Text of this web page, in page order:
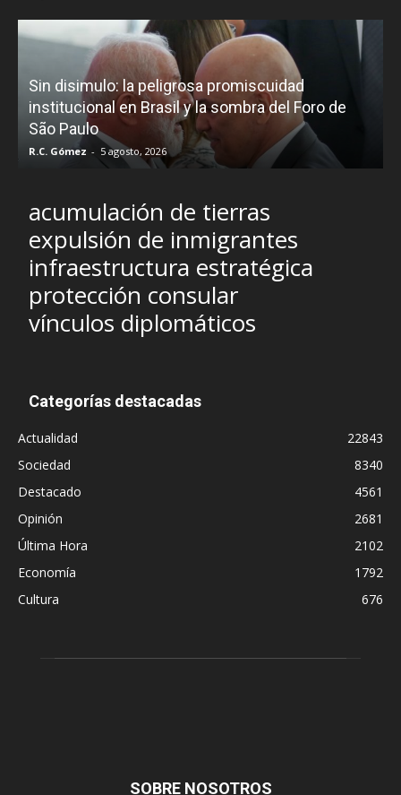
Sin disimulo: la peligrosa promiscuidad
institucional en Brasil y la sombra del Foro de
São Paulo
R.C. Gómez - 5 agosto, 2026
acumulación de tierras
expulsión de inmigrantes
infraestructura estratégica
protección consular
vínculos diplomáticos
Categorías destacadas
Actualidad
22843
Sociedad
8340
Destacado
4561
Opinión
2681
Última Hora
2102
Economía
1792
Cultura
676
SOBRE NOSOTROS